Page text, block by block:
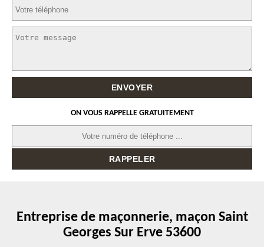
ON VOUS RAPPELLE GRATUITEMENT
Entreprise de maçonnerie, maçon Saint
Georges Sur Erve 53600